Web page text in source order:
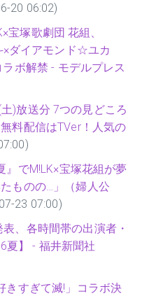
20 06:02)
宝塚歌劇団 花組、
×ダイアモンド☆ユカ
ボ解禁 - モデルプレス
)放送分 7つの見どころ
料配信はTVer！人気の
』でM!LK×宝塚花組が夢
ものの…」（婦人公
23 07:00)
、各時間帯の出演者・
夏】 - 福井新聞社
きすぎて滅!」コラボ決